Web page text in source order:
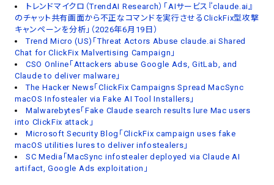
トレンドマイクロ（TrendAI Research）「AIサービス『claude.ai』
のチャット共有画面から不正なコマンドを実行させるClickFix型攻撃
キャンペーンを分析」（2026年6月19日）
Trend Micro (US)「Threat Actors Abuse claude.ai Shared
Chat for ClickFix Malvertising Campaign」
CSO Online「Attackers abuse Google Ads, GitLab, and
Claude to deliver malware」
The Hacker News「ClickFix Campaigns Spread MacSync
macOS Infostealer via Fake AI Tool Installers」
Malwarebytes「Fake Claude search results lure Mac users
into ClickFix attack」
Microsoft Security Blog「ClickFix campaign uses fake
macOS utilities lures to deliver infostealers」
SC Media「MacSync infostealer deployed via Claude AI
artifact, Google Ads exploitation」